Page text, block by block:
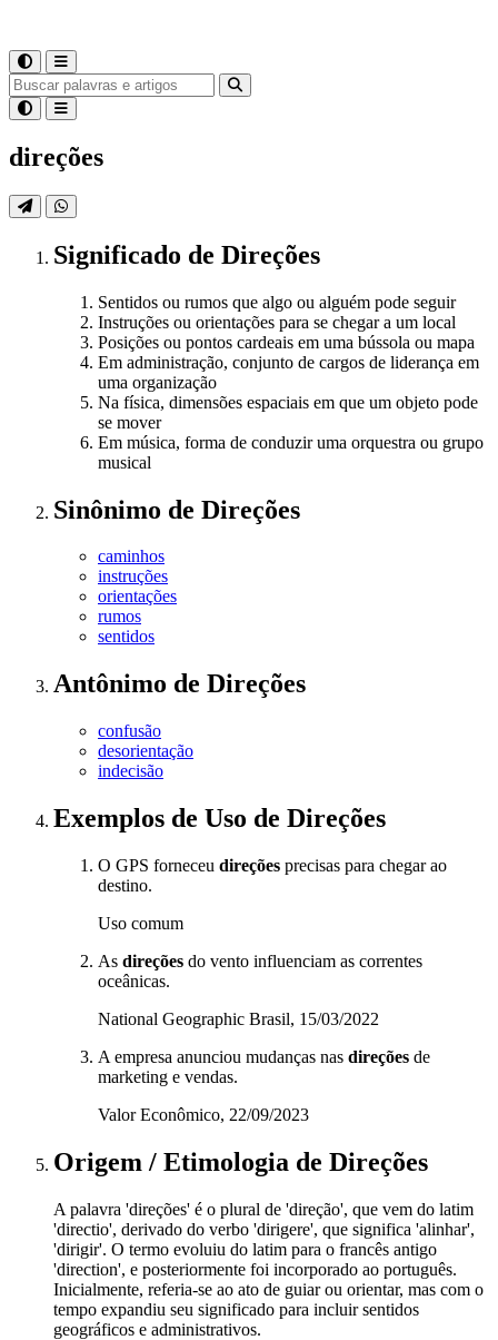
direções
Significado de Direções
Sentidos ou rumos que algo ou alguém pode seguir
Instruções ou orientações para se chegar a um local
Posições ou pontos cardeais em uma bússola ou mapa
Em administração, conjunto de cargos de liderança em
uma organização
Na física, dimensões espaciais em que um objeto pode
se mover
Em música, forma de conduzir uma orquestra ou grupo
musical
Sinônimo de Direções
caminhos
instruções
orientações
rumos
sentidos
Antônimo de Direções
confusão
desorientação
indecisão
Exemplos de Uso de Direções
O GPS forneceu direções precisas para chegar ao
destino.
Uso comum
As direções do vento influenciam as correntes
oceânicas.
National Geographic Brasil, 15/03/2022
A empresa anunciou mudanças nas direções de
marketing e vendas.
Valor Econômico, 22/09/2023
Origem / Etimologia de Direções
A palavra 'direções' é o plural de 'direção', que vem do latim
'directio', derivado do verbo 'dirigere', que significa 'alinhar',
'dirigir'. O termo evoluiu do latim para o francês antigo
'direction', e posteriormente foi incorporado ao português.
Inicialmente, referia-se ao ato de guiar ou orientar, mas com o
tempo expandiu seu significado para incluir sentidos
geográficos e administrativos.